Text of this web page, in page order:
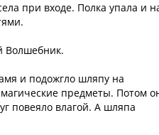
при входе. Полка упала и
Волшебник.
и подожгло шляпу на
предметы. Потом
повеяло влагой. А шляпа